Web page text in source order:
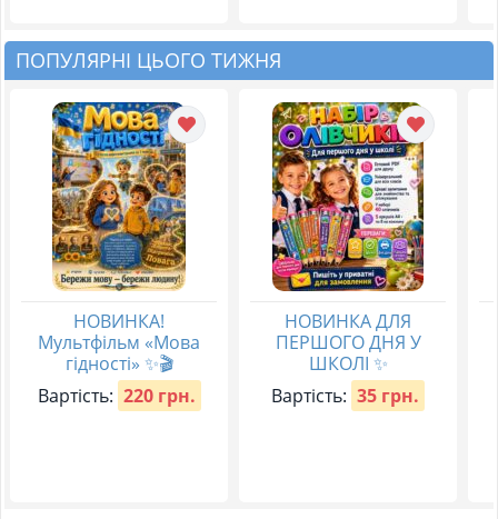
ПОПУЛЯРНІ ЦЬОГО ТИЖНЯ
НОВИНКА!
Мультфільм «Мова
гідності» ✨🎬
Вартість: 220 грн.
НОВИНКА ДЛЯ
ПЕРШОГО ДНЯ У
ШКОЛІ ✨
Вартість: 35 грн.